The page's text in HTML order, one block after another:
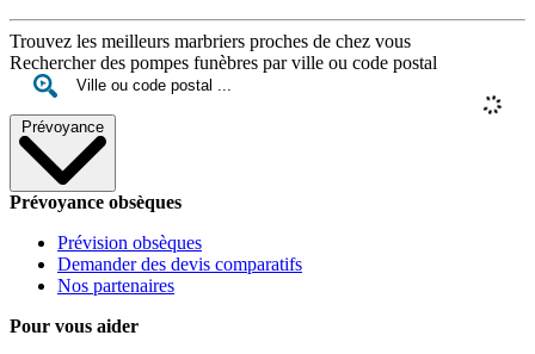
Trouvez les meilleurs marbriers proches de chez vous
Rechercher des pompes funèbres par ville ou code postal
Prévoyance
Prévoyance obsèques
Prévision obsèques
Demander des devis comparatifs
Nos partenaires
Pour vous aider